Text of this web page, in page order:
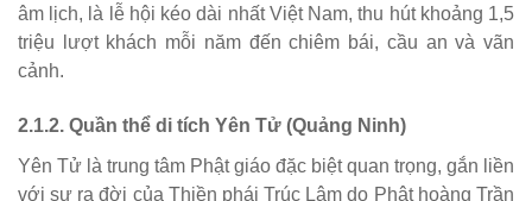
âm lịch, là lễ hội kéo dài nhất Việt Nam, thu hút khoảng 1,5
triệu lượt khách mỗi năm đến chiêm bái, cầu an và vãn
cảnh.
2.1.2. Quần thể di tích Yên Tử (Quảng Ninh)
Yên Tử là trung tâm Phật giáo đặc biệt quan trọng, gắn liền
với sự ra đời của Thiền phái Trúc Lâm do Phật hoàng Trần